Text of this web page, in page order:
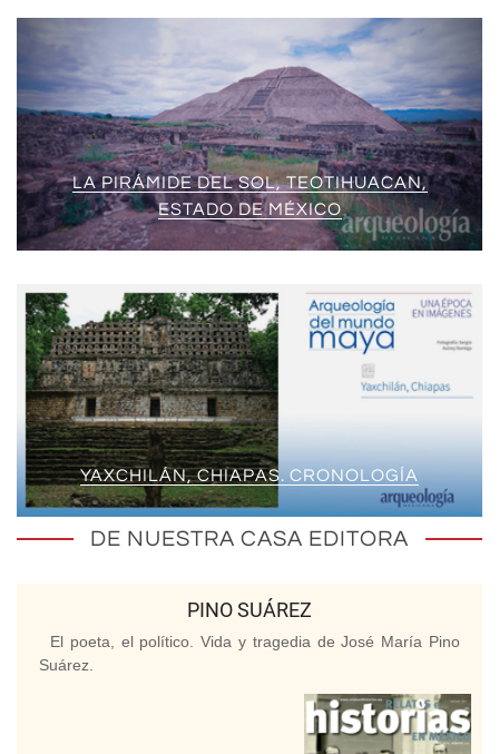
LA PIRÁMIDE DEL SOL, TEOTIHUACAN,
ESTADO DE MÉXICO
YAXCHILÁN, CHIAPAS. CRONOLOGÍA
DE NUESTRA CASA EDITORA
PINO SUÁREZ
El poeta, el político. Vida y tragedia de José María Pino
Suárez.